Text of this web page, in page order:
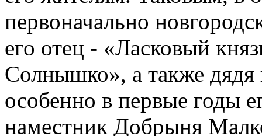
первоначально
его отец - «Ласковый
Солнышко», а также дядя
особенно в первые годы
наместник Добрыня